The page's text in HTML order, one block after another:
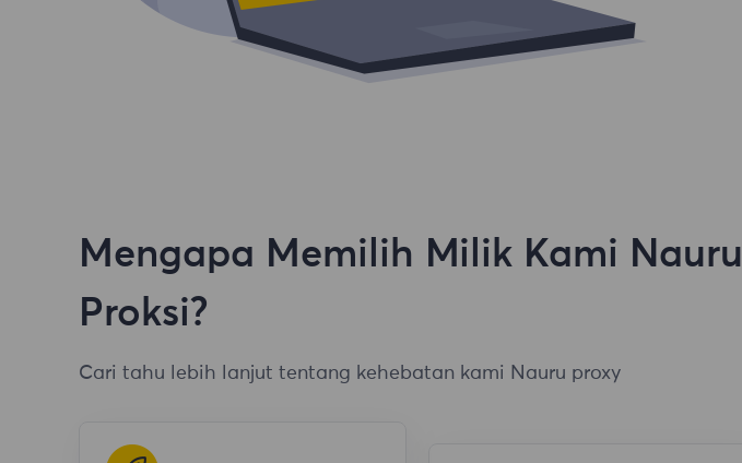
Mengapa Memilih Milik Kami Nauru
Proksi?
Cari tahu lebih lanjut tentang kehebatan kami Nauru proxy